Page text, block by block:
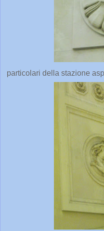
particolari della stazione